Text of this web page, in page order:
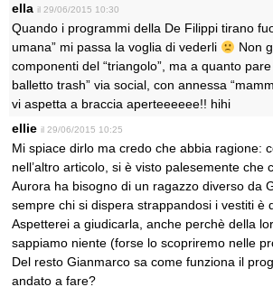
ella il 29/06/2015 10:30
Quando i programmi della De Filippi tirano
umana” mi passa la voglia di vederli
Non
componenti del “triangolo”, ma a quanto pare
balletto trash” via social, con annessa
vi aspetta a braccia aperteeeeee!! hihi
ellie il 29/06/2015 10:25
Mi spiace dirlo ma credo che abbia ragione:
nell’altro articolo, si è visto palesemente che
Aurora ha bisogno di un ragazzo diverso da
sempre chi si dispera strappandosi i vestiti è
Aspetterei a giudicarla, anche perchè della
sappiamo niente (forse lo scopriremo nelle
Del resto Gianmarco sa come funziona il
andato a fare?